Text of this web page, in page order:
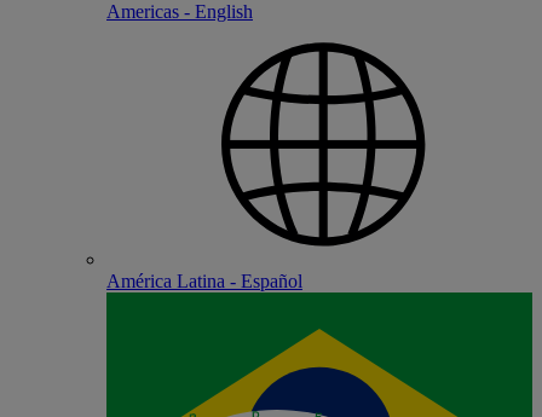
Americas - English
América Latina - Español